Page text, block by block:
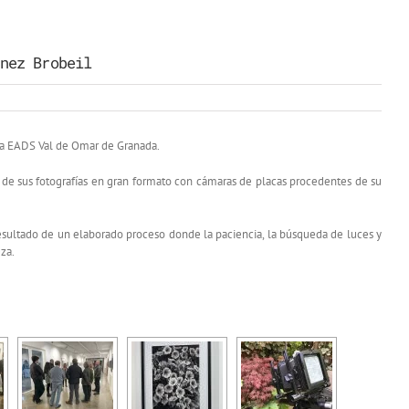
Brobeil
Val de Omar de Granada.
sus fotografías en gran formato con cámaras de placas procedentes de su
de un elaborado proceso donde la paciencia, la búsqueda de luces y